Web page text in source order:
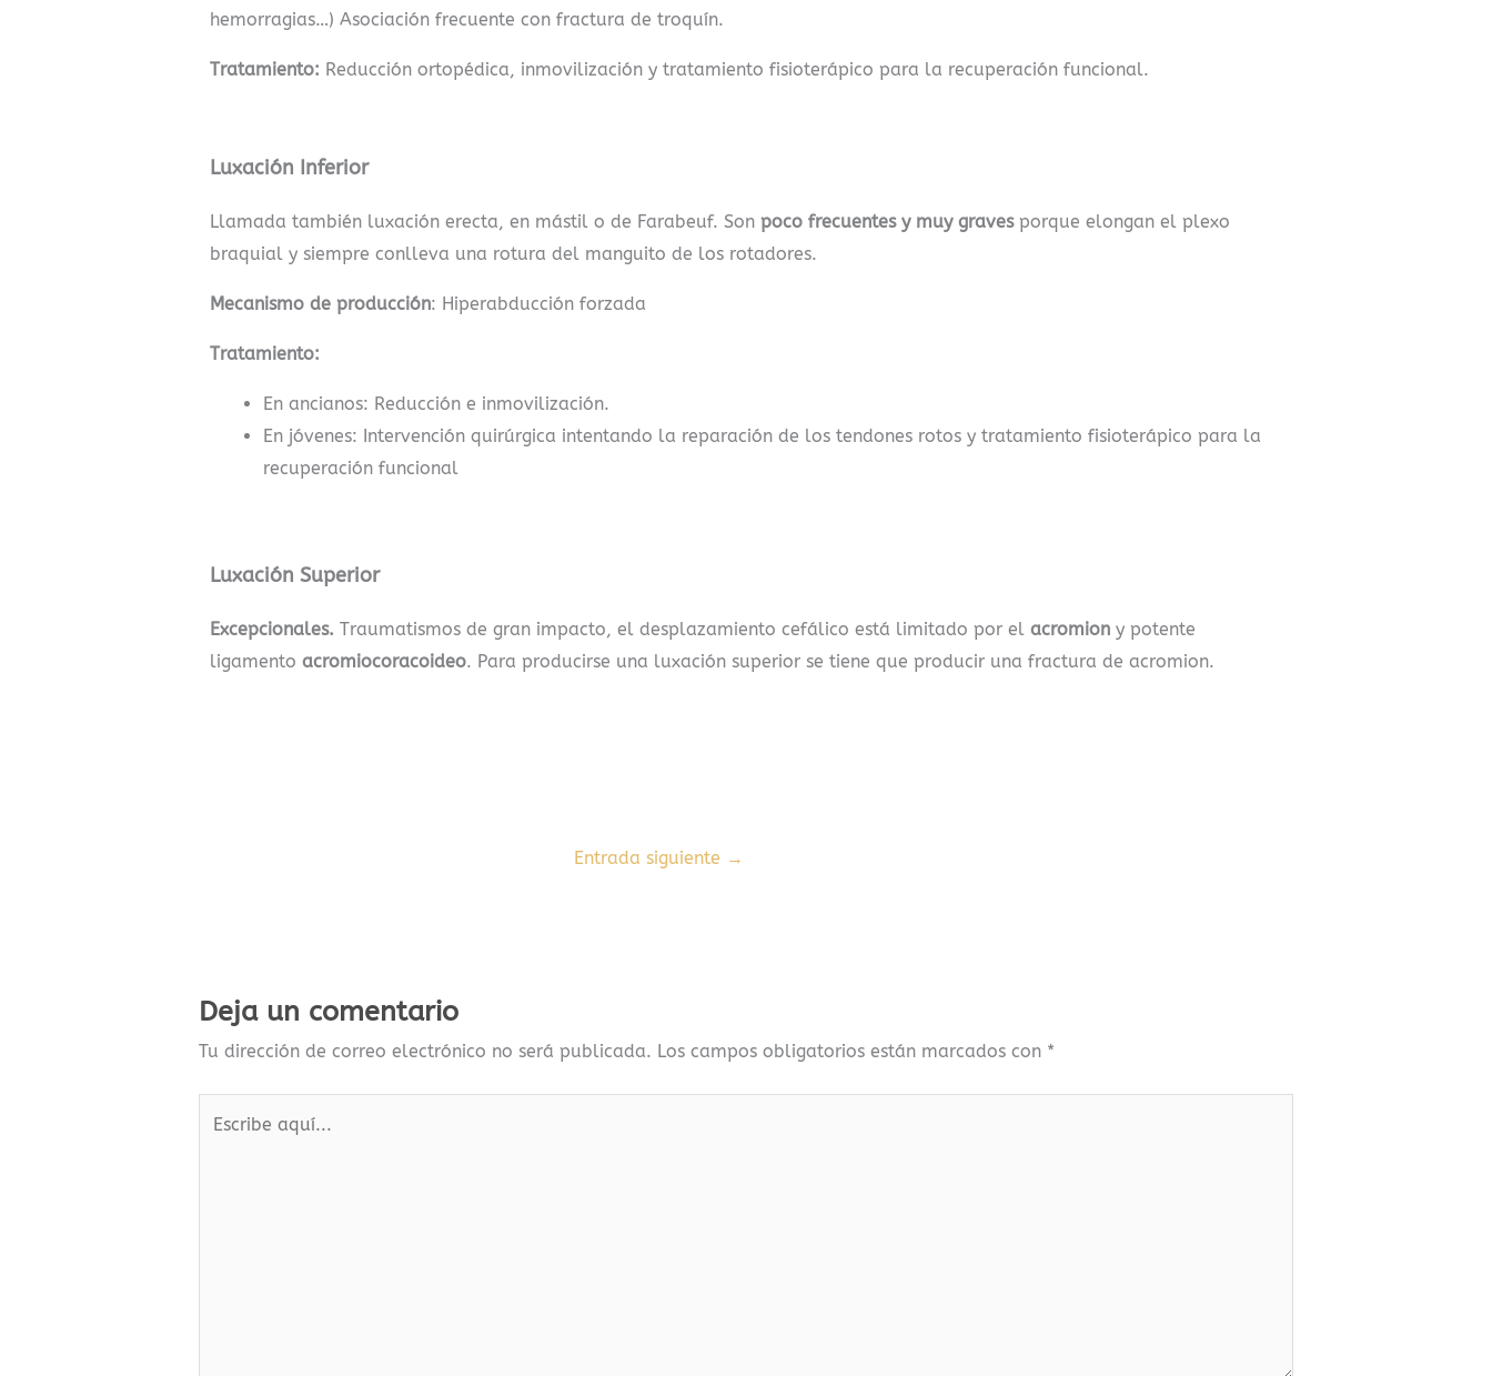
hemorragias…) Asociación frecuente con fractura de troquín.
Tratamiento: Reducción ortopédica, inmovilización y tratamiento fisioterápico para la recuperación funcional.
Luxación Inferior
Llamada también luxación erecta, en mástil o de Farabeuf. Son poco frecuentes y muy gravesporque elongan el plexo
braquial y siempre conlleva una rotura del manguito de los rotadores.
Mecanismo de producción: Hiperabducción forzada
Tratamiento:
En ancianos: Reducción e inmovilización.
En jóvenes: Intervención quirúrgica intentando la reparación de los tendones rotos y tratamiento fisioterápico para la
recuperación funcional
Luxación Superior
Excepcionales. Traumatismos de gran impacto, el desplazamiento cefálico está limitado por el acromiony potente
ligamento acromiocoracoideo. Para producirse una luxación superior se tiene que producir una fractura de acromion.
Entrada siguiente →
Deja un comentario
Tu dirección de correo electrónico no será publicada. Los campos obligatorios están marcados con *